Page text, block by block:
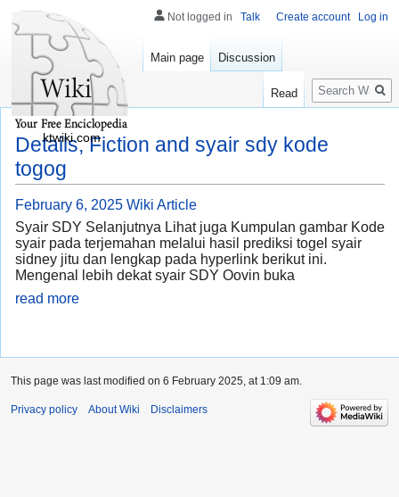
Details, Fiction and syair sdy kode
togog
February 6, 2025 Wiki Article
Syair SDY Selanjutnya Lihat juga Kumpulan gambar Kode
syair pada terjemahan melalui hasil prediksi togel syair
sidney jitu dan lengkap pada hyperlink berikut ini.
Mengenal lebih dekat syair SDY Oovin buka
read more
Not logged in Talk Create account Log in
Main page Discussion
Read
Search
ktwiki.com
This page was last modified on 6 February 2025, at 1:09 am.
Privacy policy About Wiki Disclaimers